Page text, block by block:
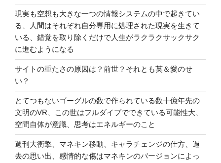
現実も空想も大きな一つの情報システムの中で起きてい
る、人間はそれぞれ自分専用に処理された現実を生きて
いる、錯覚を取り除くだけで人生がラクラクサックサク
に進むようになる
サイトの重たさの原因は？前世？それとも英＆愛のせ
い？
とてつもないゴーグルの数で作られている数十億年先の
文明のVR、この世はフルダイブでできている可能性大、
空間自体が意識、思考はエネルギーのこと
週刊大衝撃、マネキン移動、キャラチェンジの仕方、過
去の思い出、感情的な傷はマネキンのバージョンによっ